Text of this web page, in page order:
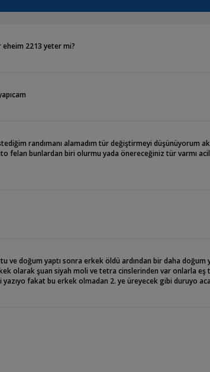
2213 yeter mi?
randımanı alamadım tür değiştirmeyi düşünüyorum
felan bunlardan biri olurmu yada önereceğiniz tür varmı acil
doğum yaptı sonra erkek öldü ardından bir daha doğum
olarak şuan siyah moli ve tetra cinslerinden var onlarla eş
fakat bu erkek olmadan 2. ye üreyecek gibi duruyo